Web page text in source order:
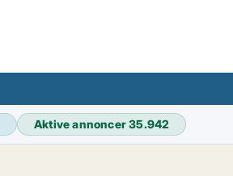
Aktive annoncer35.942